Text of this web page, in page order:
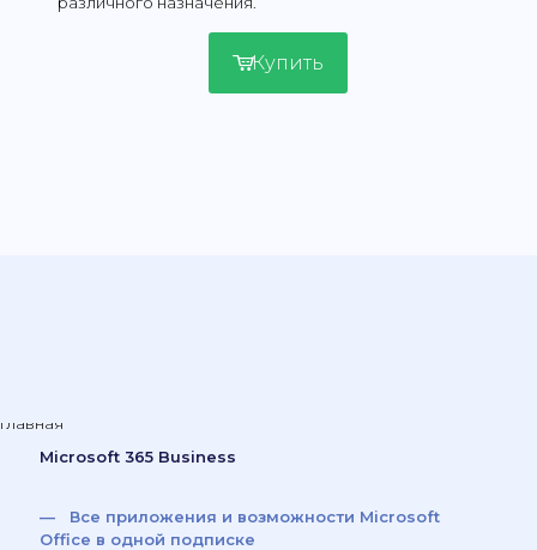
Купить
Microsoft 365 Business
— Все приложения и возможности Microsoft
Office в одной подписке